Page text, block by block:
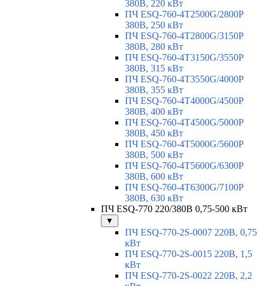
380В, 220 кВт
ПЧ ESQ-760-4T2500G/2800P
380В, 250 кВт
ПЧ ESQ-760-4T2800G/3150P
380В, 280 кВт
ПЧ ESQ-760-4T3150G/3550P
380В, 315 кВт
ПЧ ESQ-760-4T3550G/4000P
380В, 355 кВт
ПЧ ESQ-760-4T4000G/4500P
380В, 400 кВт
ПЧ ESQ-760-4T4500G/5000P
380В, 450 кВт
ПЧ ESQ-760-4T5000G/5600P
380В, 500 кВт
ПЧ ESQ-760-4T5600G/6300P
380В, 600 кВт
ПЧ ESQ-760-4T6300G/7100P
380В, 630 кВт
ПЧ ESQ-770 220/380В 0,75-500 кВт
▼
ПЧ ESQ-770-2S-0007 220В, 0,75
кВт
ПЧ ESQ-770-2S-0015 220В, 1,5
кВт
ПЧ ESQ-770-2S-0022 220В, 2,2